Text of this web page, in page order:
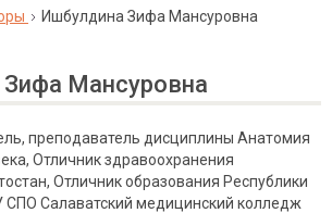
Ишбулдина Зифа Мансуровна
Мансуровна
преподаватель дисциплины Анатомия
Отличник здравоохранения
Отличник образования Республики
СПО Салаватский медицинский колледж